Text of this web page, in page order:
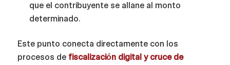
que el contribuyente se allane al monto
determinado.
Este punto conecta directamente con los
procesos de fiscalización digital y cruce de